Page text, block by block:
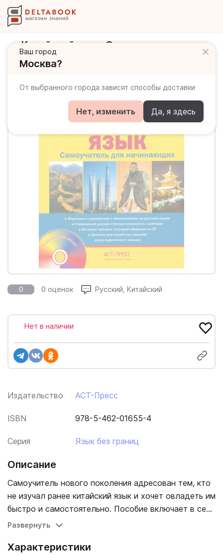
Ваш город
Москва?
От выбранного города зависят способы доставки
Нет, изменить Да, я здесь
Китайский язык. Самоучитель для
начинающих (+CD)
0 0 оценок Русский, Китайский
Издательство АСТ-Пресс
ISBN 978-5-462-01655-4
Серия Язык без границ
Нет в наличии
Описание
Самоучитель нового поколения адресован тем, кто
не изучал ранее китайский язык и хочет овладеть им
быстро и самостоятельно. Пособие включает в себя
уроки по фонетике, отработке навыков
упражнения разной степени сложности с ключами,
Развернуть
Характеристики